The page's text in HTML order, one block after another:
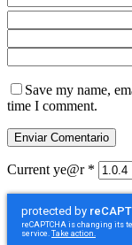
Save my name,
time I comment.
Current ye@r *